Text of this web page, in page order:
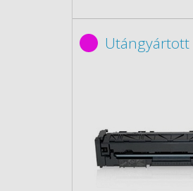
Utángyártott